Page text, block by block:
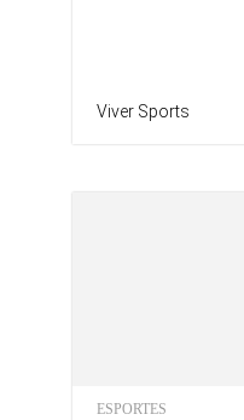
Viver Sports
ESPORTES